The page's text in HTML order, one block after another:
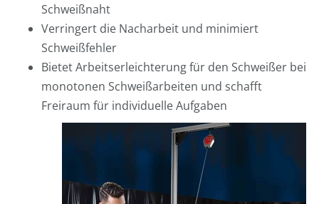
Schweißnaht
Verringert die Nacharbeit und minimiert
Schweißfehler
Bietet Arbeitserleichterung für den Schweißer bei
monotonen Schweißarbeiten und schafft
Freiraum für individuelle Aufgaben